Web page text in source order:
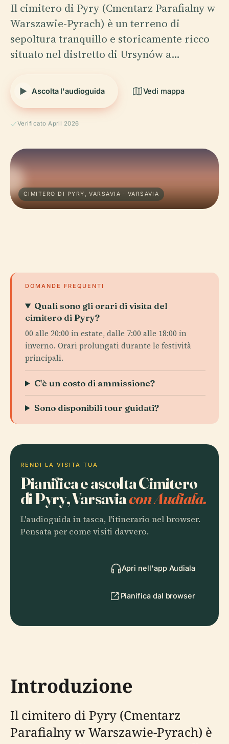
Il cimitero di Pyry (Cmentarz Parafialny w
Warszawie-Pyrach) è un terreno di
sepoltura tranquillo e storicamente ricco
situato nel distretto di Ursynów a…
Ascolta l'audioguida Vedi mappa
Verificato April 2026
CIMITERO DI PYRY, VARSAVIA · VARSAVIA
DOMANDE FREQUENTI
Quali sono gli orari di visita del
cimitero di Pyry?
00 alle 20:00 in estate, dalle 7:00 alle 18:00 in
inverno. Orari prolungati durante le festività
principali.
C'è un costo di ammissione?
Sono disponibili tour guidati?
RENDI LA VISITA TUA
Pianifica e ascolta Cimitero
di Pyry, Varsaviacon Audiala.
L'audioguida in tasca, l'itinerario nel browser.
Pensata per come visiti davvero.
Apri nell'app Audiala
Pianifica dal browser
Introduzione
Il cimitero di Pyry (Cmentarz
Parafialny w Warszawie-Pyrach) è